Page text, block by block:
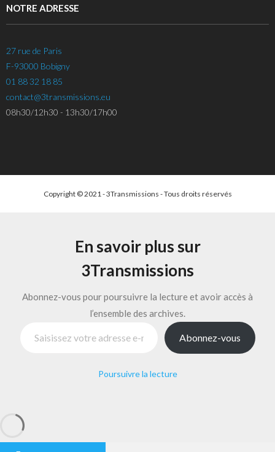
NOTRE ADRESSE
27 rue de Paris
F-93000 Bobigny
01 88 32 18 85
contact@3transmissions.eu
08h30/12h30 - 13h30/17h00
Copyright © 2021 - 3Transmissions - Tous droits réservés
En savoir plus sur
3Transmissions
Abonnez-vous pour poursuivre la lecture et avoir accès à
l’ensemble des archives.
Abonnez-vous
Poursuivre la lecture